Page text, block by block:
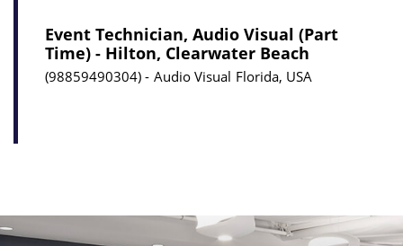
Event Technician, Audio Visual (Part
Time) - Hilton, Clearwater Beach
98859490304 Audio Visual Florida, USA